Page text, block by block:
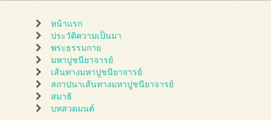
หน้าแรก
ประวัติความเป็นมา
พระธรรมกาย
มหาปูชนียาจารย์
เส้นทางมหาปูชนียาจารย์
สถาปนาเส้นทางมหาปูชนียาจารย์
สมาธิ
บทสวดมนต์